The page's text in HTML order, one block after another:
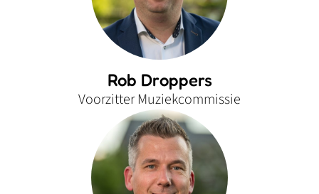
Rob Droppers
Voorzitter Muziekcommissie